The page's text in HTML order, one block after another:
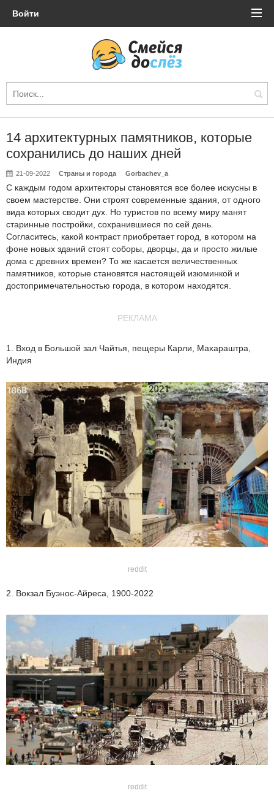
Войти
14 архитектурных памятников, которые
сохранились до наших дней
21-09-2022 Страны и города Gorbachev_a
С каждым годом архитекторы становятся все более искусны в
своем мастерстве. Они строят современные здания, от одного
вида которых сводит дух. Но туристов по всему миру манят
старинные постройки, сохранившиеся по сей день.
Согласитесь, какой контраст приобретает город, в котором на
фоне новых зданий стоят соборы, дворцы, да и просто жилые
дома с древних времен? То же касается величественных
памятников, которые становятся настоящей изюминкой и
достопримечательностью города, в котором находятся.
РЕКЛАМА
1. Вход в Большой зал Чайтья, пещеры Карли, Махараштра,
Индия
reddit
2. Вокзал Буэнос-Айреса, 1900-2022
reddit